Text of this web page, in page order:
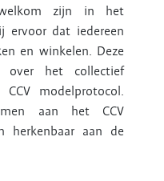
zijn in het
ervoor dat iedereen
en winkelen. Deze
over het collectief
modelprotocol.
aan het CCV
herkenbaar aan de